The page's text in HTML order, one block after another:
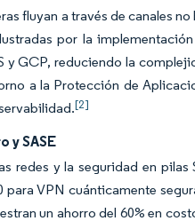
fluyan a través de canales
por la
GCP, reduciendo la
a la Protección de
[2]
y SASE
redes y la seguridad en
VPN cuánticamente
un ahorro del 60% en